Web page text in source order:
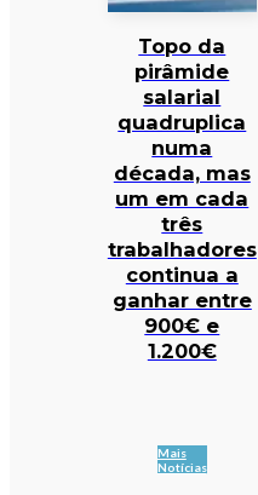
Topo da
pirâmide
salarial
quadruplica
numa
década, mas
um em cada
três
trabalhadores
continua a
ganhar entre
900€ e
1.200€
Mais
Notícias